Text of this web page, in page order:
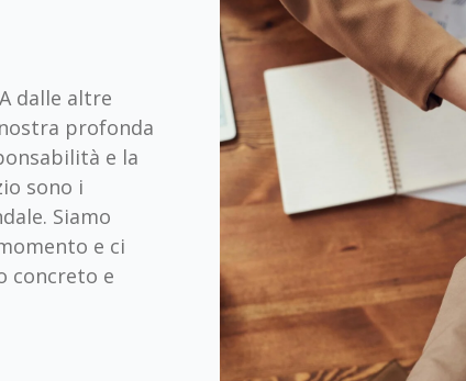
dalle altre
profonda
e la
sono i
Siamo
e ci
concreto e